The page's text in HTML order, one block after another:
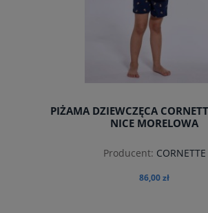
PIŻAMA DZIEWCZĘCA
NICE MORELOWA
Producent: CORNETTE
86,00 zł